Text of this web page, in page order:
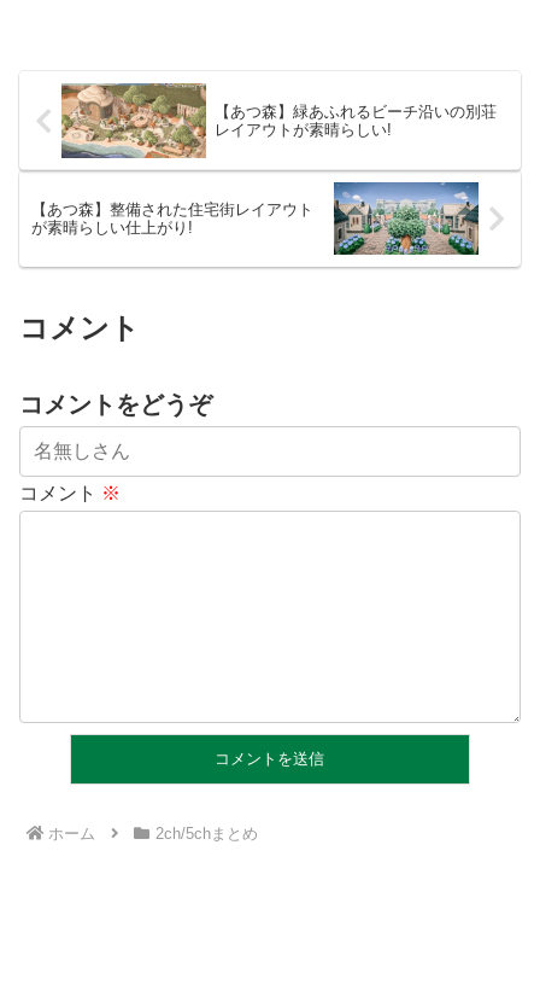
【あつ森】緑あふれるビーチ沿いの別荘
レイアウトが素晴らしい!
【あつ森】整備された住宅街レイアウト
が素晴らしい仕上がり!
コメント
コメントをどうぞ
コメント ※
ホーム 2ch/5chまとめ